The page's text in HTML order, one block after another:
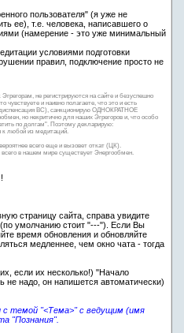
пользователя" (я уже не
ее), т.е. человека, написавшего о
(намерение - это уже минимальный
условиями подготовки
правил, подключение просто не
не регистрируются на сайте и безуспешно
и наивно полагаете, что это и есть
диспенсация ВС), санкционирую ОДНОКРАТНОЕ
но некритично для наших Эгрегоров и, что особо
по долгам". Поэтому декларирую:
любой из медитаций.
всего еще и вызовет откат (ЦК).
в нашем мире существует Энергообмен.
страницу сайта, справа увидите
(по умолчанию стоит "---"). Если Вы
время обновления и обновляйте
медленнее, чем окно чата - тогда
если их несколько!) "Начало
не надо, он напишется автоматически)
темой "<Тема>" с ведущим (имя
"Познания".